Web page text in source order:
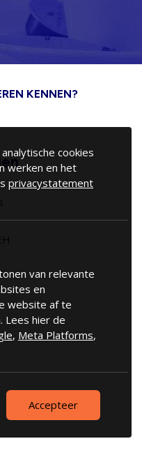
KENNEN?
cookies
werken en het
privacystatement
van relevante
en
website af te
Lees hier de
, Meta Platforms,
Accepteer